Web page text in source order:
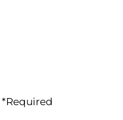
*Required